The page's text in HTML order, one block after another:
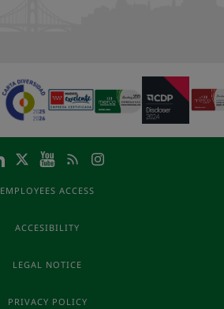
EMPLOYEES ACCESS
ACCESIBILITY
LEGAL NOTICE
PRIVACY POLICY